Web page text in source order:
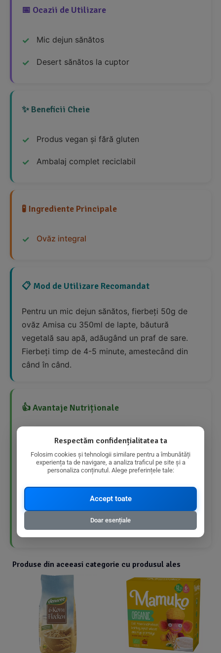
📅 Ocazii de Utilizare
Mic dejun sănătos
Desert sănătos la cuptor
✨ Beneficii Cheie
Produs vegan și fără gluten
Ambalaj complet reciclabil
🧪 Ingrediente Principale
Ovăz integral
📋 Mod de Utilizare Recomandat
Pentru un mic dejun sănătos, fierbeți 50g de
ovăz Amisa cu 350ml de lapte, băutură
vegetală sau apă, adăugând un praf de sare.
Fierbeți timp de 4-5 minute, amestecând din
când în când.
👍 Avantaje Nutriționale
Rică în fibre
Conținut scăzut de zahăr
Produse din aceeasi categorie cu produsul ales
Respectăm confidențialitatea ta
Folosim cookies și tehnologii similare pentru a îmbunătăți
experiența ta de navigare, a analiza traficul pe site și a
personaliza conținutul. Alege preferințele tale:
Accept toate
Doar esențiale